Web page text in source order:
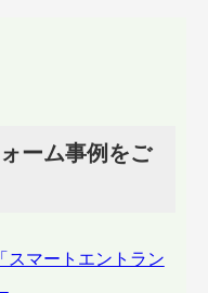
ーム事例をご